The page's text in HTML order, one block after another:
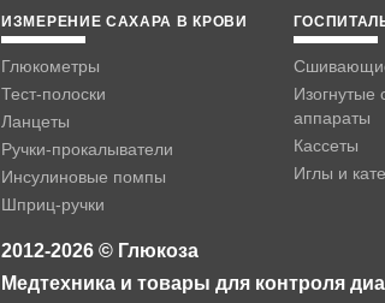
ИЗМЕРЕНИЕ САХАРА В КРОВИ
Глюкометры
Тест-полоски
Ланцеты
Ручки-прокалыватели
Инсулиновые помпы
Шприц-ручки
аппараты
Кассеты
Иглы и
2012-2026 © Глюкоза
Медтехника и товары для контроля